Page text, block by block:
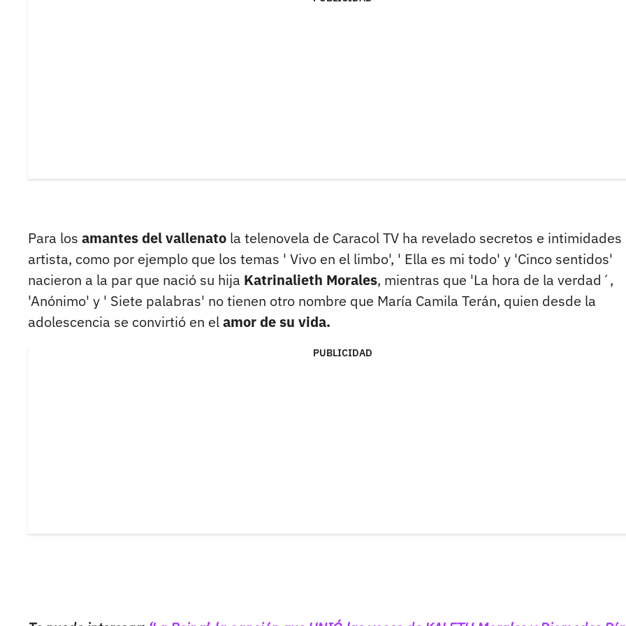
Para los amantes del vallenato la telenovela de Caracol TV ha revelado secretos e intimidades
artista, como por ejemplo que los temas ' Vivo en el limbo', ' Ella es mi todo' y 'Cinco sentidos'
nacieron a la par que nació su hija Katrinalieth Morales, mientras que 'La hora de la verdad´,
'Anónimo' y ' Siete palabras' no tienen otro nombre que María Camila Terán, quien desde la
adolescencia se convirtió en elamor de su vida.
PUBLICIDAD